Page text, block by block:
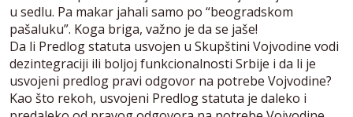
u sedlu. Pa makar jahali samo po “beogradskom
pašaluku”. Koga briga, važno je da se jaše!
Da li Predlog statuta usvojen u Skupštini Vojvodine vodi
dezintegraciji ili boljoj funkcionalnosti Srbije i da li je
usvojeni predlog pravi odgovor na potrebe Vojvodine?
Kao što rekoh, usvojeni Predlog statuta je daleko i